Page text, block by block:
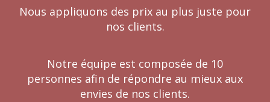
Nous appliquons des prix au plus juste pour
nos clients.
Notre équipe est composée de 10
personnes afin de répondre au mieux aux
envies de nos clients.